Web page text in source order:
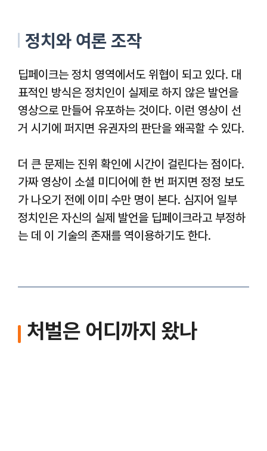
정치와 여론 조작
딥페이크는 정치 영역에서도 위협이 되고 있다. 대
표적인 방식은 정치인이 실제로 하지 않은 발언을
영상으로 만들어 유포하는 것이다. 이런 영상이 선
거 시기에 퍼지면 유권자의 판단을 왜곡할 수 있다.
더 큰 문제는 진위 확인에 시간이 걸린다는 점이다.
가짜 영상이 소셜 미디어에 한 번 퍼지면 정정 보도
가 나오기 전에 이미 수만 명이 본다. 심지어 일부
정치인은 자신의 실제 발언을 딥페이크라고 부정하
는 데 이 기술의 존재를 역이용하기도 한다.
처벌은 어디까지 왔나